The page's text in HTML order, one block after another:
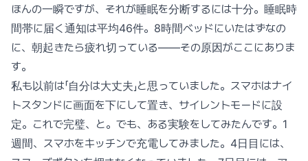
ほんの一瞬ですが、それが睡眠を分断するには十分。睡眠時
間帯に届く通知は平均46件。8時間ベッドにいたはずなの
に、朝起きたら疲れ切っている——その原因がここにありま
す。
私も以前は「自分は大丈夫」と思っていました。スマホはナイ
トスタンドに画面を下にして置き、サイレントモードに設
定。これで完璧、と。でも、ある実験をしてみたんです。1
週間、スマホをキッチンで充電してみました。4日目には、